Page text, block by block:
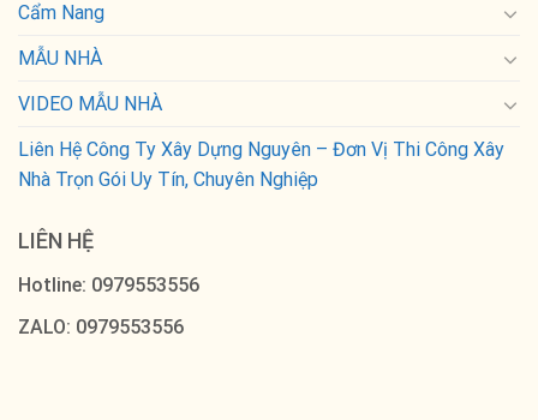
Cẩm Nang
MẪU NHÀ
VIDEO MẪU NHÀ
Liên Hệ Công Ty Xây Dựng Nguyên – Đơn Vị Thi Công Xây
Nhà Trọn Gói Uy Tín, Chuyên Nghiệp
LIÊN HỆ
Hotline: 0979553556
ZALO: 0979553556